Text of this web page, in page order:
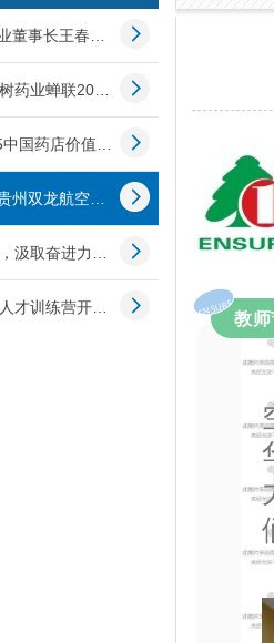
喜讯 | 一树药业董事长王春雷荣获“2025药品零售行业觉醒者”称号
稳步前行，一树药业蝉联2025中国药品零售综合竞争力百强榜!
【喜讯】2025中国药店价值榜发布，一树药业再登百强榜！
声音有力量 | 贵州双龙航空港经济区联合一树药业为教师送健康
铭记抗战精神，汲取奋进力量 | 一树药业组织全员观看胜利日阅兵
一树药业运营人才训练营开班，为企业发展筑牢人才根基！ ENSURE教